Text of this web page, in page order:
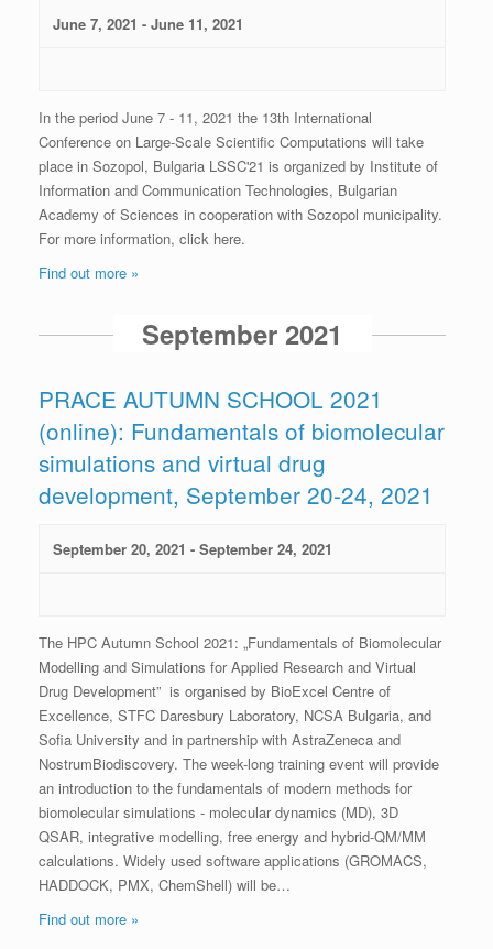
June 7, 2021 - June 11, 2021
In the period June 7 - 11, 2021 the 13th International
Conference on Large-Scale Scientific Computations will take
place in Sozopol, Bulgaria LSSC'21 is organized by Institute of
Information and Communication Technologies, Bulgarian
Academy of Sciences in cooperation with Sozopol municipality.
For more information, click here.
Find out more »
September 2021
PRACE AUTUMN SCHOOL 2021
(online): Fundamentals of biomolecular
simulations and virtual drug
development, September 20-24, 2021
September 20, 2021 - September 24, 2021
The HPC Autumn School 2021: „Fundamentals of Biomolecular
Modelling and Simulations for Applied Research and Virtual
Drug Development” is organised by BioExcel Centre of
Excellence, STFC Daresbury Laboratory, NCSA Bulgaria, and
Sofia University and in partnership with AstraZeneca and
NostrumBiodiscovery. The week-long training event will provide
an introduction to the fundamentals of modern methods for
biomolecular simulations - molecular dynamics (MD), 3D
QSAR, integrative modelling, free energy and hybrid-QM/MM
calculations. Widely used software applications (GROMACS,
HADDOCK, PMX, ChemShell) will be…
Find out more »